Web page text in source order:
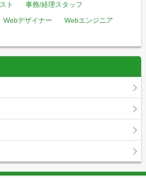
ト
事務/経理スタッフ
Webデザイナー
Webエンジニア